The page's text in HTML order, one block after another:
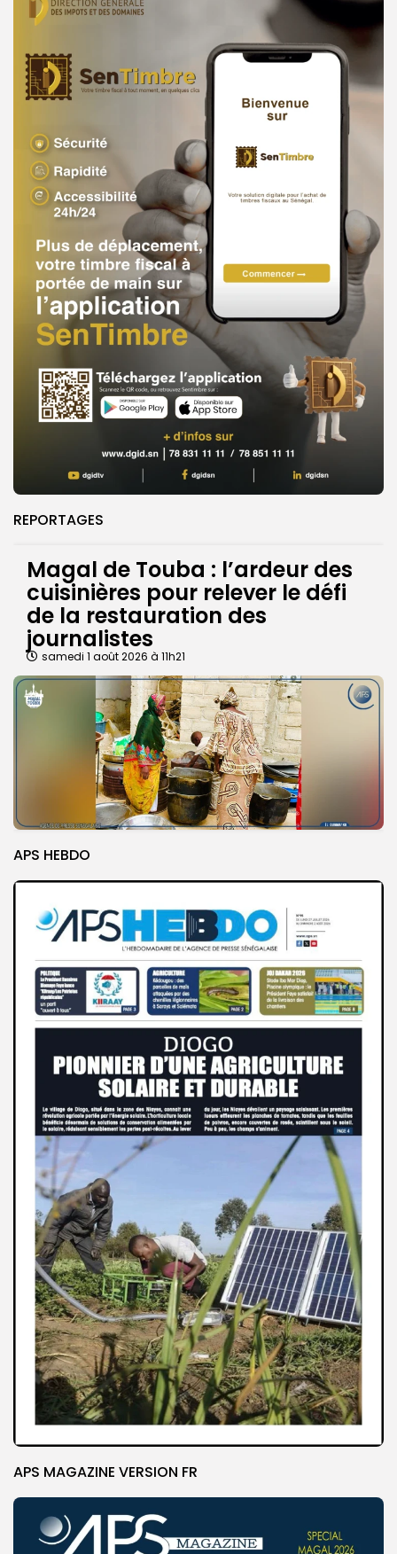
REPORTAGES
Magal de Touba : l’ardeur des
cuisinières pour relever le défi
de la restauration des
journalistes
samedi 1 août 2026 à 11h21
APS HEBDO
APS MAGAZINE VERSION FR